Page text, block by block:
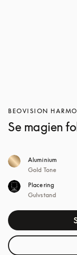
BEOVISION
Se magien
Aluminium
Gold Tone
Placering
Gulvstand